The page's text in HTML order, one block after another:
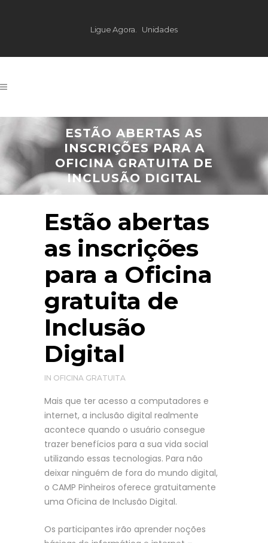
Ligue Agora. Unidades
ESTÃO ABERTAS AS
INSCRIÇÕES PARA A
OFICINA GRATUITA DE
INCLUSÃO DIGITAL
Estão abertas
as inscrições
para a Oficina
gratuita de
Inclusão
Digital
IN OFICINA GRATUITA
Mais que ter acesso a computadores e
internet, a inclusão digital realmente
acontece quando o usuário consegue
trazer benefícios para a sua vida social
utilizando essas tecnologias. Para não
deixar ninguém de fora do mundo digital,
o CAMP Pinheiros oferece gratuitamente
uma Oficina de Inclusão Digital.
Os participantes irão aprender noções